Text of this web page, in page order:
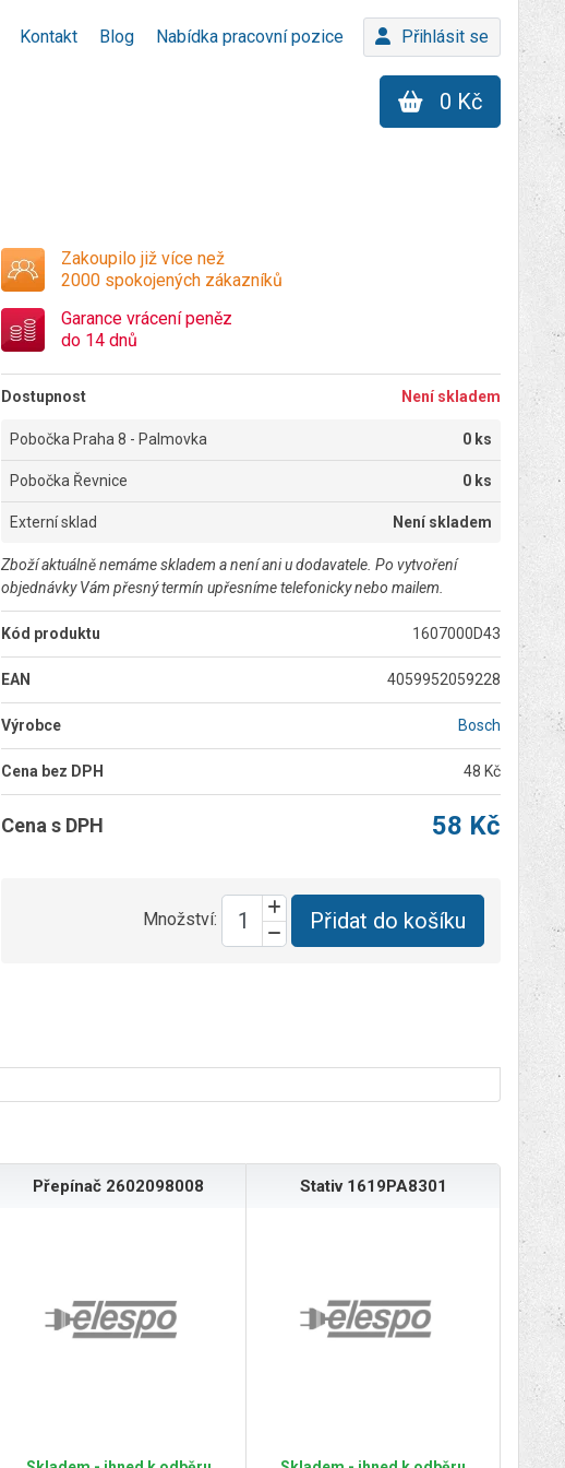
Kontakt Blog Nabídka pracovní pozice Přihlásit se
0 Kč
Zakoupilo již více než
2000 spokojených zákazníků
Garance vrácení peněz
do 14 dnů
Dostupnost Není skladem
Pobočka Praha 8 - Palmovka 0 ks
Pobočka Řevnice 0 ks
Externí sklad Není skladem
Zboží aktuálně nemáme skladem a není ani u dodavatele. Po vytvoření
objednávky Vám přesný termín upřesníme telefonicky nebo mailem.
Kód produktu 1607000D43
EAN 4059952059228
Výrobce Bosch
Cena bez DPH 48 Kč
Cena s DPH 58 Kč
Množství: Přidat do košíku
Přepínač 2602098008 Stativ 1619PA8301